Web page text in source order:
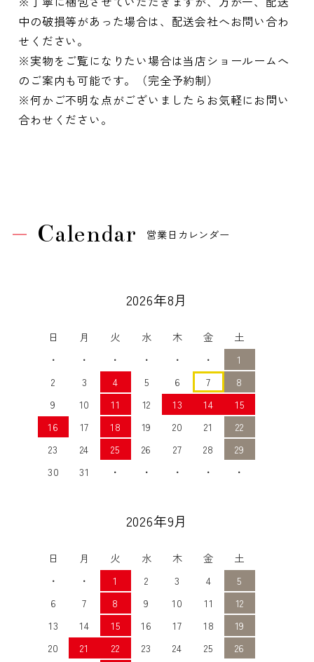
中の破損等があった場合は、配送会社へお問い合わ
せください。
※実物をご覧になりたい場合は当店ショールームへ
のご案内も可能です。（完全予約制）
※何かご不明な点がございましたらお気軽にお問い
合わせください。
Calendar 営業日カレンダー
2026年8月
日 月 火 水 木 金
土
・
・ ・ ・ ・ ・
1
2
3 4 5 6 7
8
9
10 11 12 13 14
15
16
17 18 19 20 21
22
23
24 25 26 27 28
29
30
31 ・ ・ ・ ・ ・
2026年9月
日 月 火 水 木 金
土
・
・ 1 2 3 4
5
6
7 8 9 10 11
12
13
14 15 16 17 18
19
20
21 22 23 24 25
26